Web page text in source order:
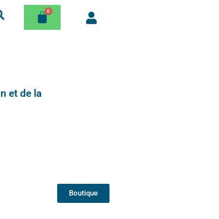
et de la
Boutique